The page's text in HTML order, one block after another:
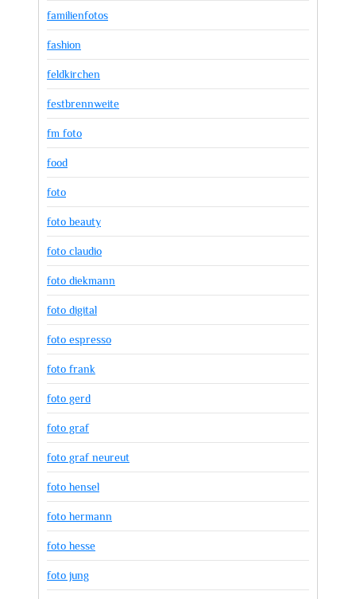
familienfotos
fashion
feldkirchen
festbrennweite
fm foto
food
foto
foto beauty
foto claudio
foto diekmann
foto digital
foto espresso
foto frank
foto gerd
foto graf
foto graf neureut
foto hensel
foto hermann
foto hesse
foto jung